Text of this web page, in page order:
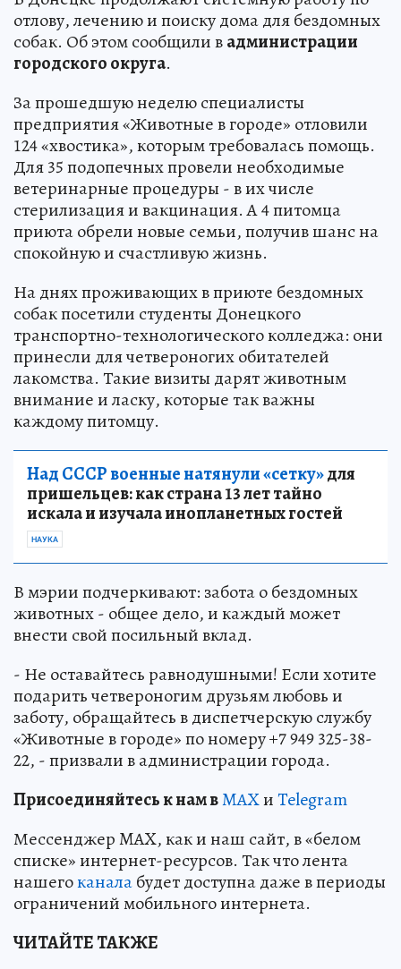
отлову, лечению и поиску дома для бездомных
собак. Об этом сообщили вадминистрации
городского округа.
За прошедшую неделю специалисты
предприятия «Животные в городе» отловили
124 «хвостика», которым требовалась помощь.
Для 35 подопечных провели необходимые
ветеринарные процедуры - в их числе
стерилизация и вакцинация. А 4 питомца
приюта обрели новые семьи, получив шанс на
спокойную и счастливую жизнь.
На днях проживающих в приюте бездомных
собак посетили студенты Донецкого
транспортно-технологического колледжа: они
принесли для четвероногих обитателей
лакомства. Такие визиты дарят животным
внимание и ласку, которые так важны
каждому питомцу.
Над СССР военные натянули «сетку»для
пришельцев: как страна 13 лет тайно
искала и изучала инопланетных гостей
НАУКА
В мэрии подчеркивают: забота о бездомных
животных - общее дело, и каждый может
внести свой посильный вклад.
- Не оставайтесь равнодушными! Если хотите
подарить четвероногим друзьям любовь и
заботу, обращайтесь в диспетчерскую службу
«Животные в городе» по номеру +7 949 325-38-
22, - призвали в администрации города.
Присоединяйтесь к нам вMAXиTelegram
Мессенджер MAX, как и наш сайт, в «белом
списке» интернет-ресурсов. Так что лента
нашегоканалабудет доступна даже в периоды
ограничений мобильного интернета.
ЧИТАЙТЕ ТАКЖЕ